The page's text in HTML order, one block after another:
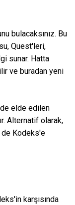
bulacaksınız. Bu
Quest'leri,
sunar. Hatta
ve buradan yeni
elde edilen
Alternatif olarak,
de Kodeks'e
karşısında